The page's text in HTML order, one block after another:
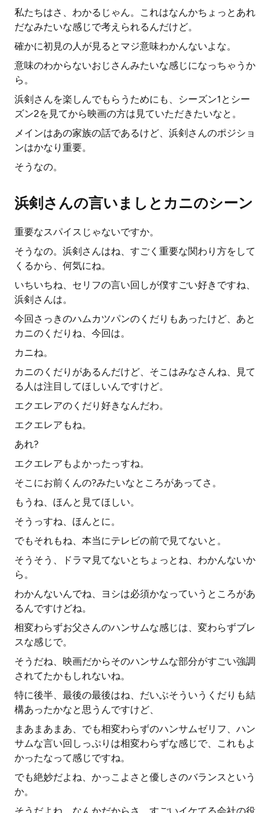
私たちはさ、わかるじゃん。これはなんかちょっとあれ
だなみたいな感じで考えられるんだけど。
確かに初見の人が見るとマジ意味わかんないよな。
意味のわからないおじさんみたいな感じになっちゃうか
ら。
浜剣さんを楽しんでもらうためにも、シーズン1とシー
ズン2を見てから映画の方は見ていただきたいなと。
メインはあの家族の話であるけど、浜剣さんのポジショ
ンはかなり重要。
そうなの。
浜剣さんの言いましとカニのシーン
重要なスパイスじゃないですか。
そうなの。浜剣さんはね、すごく重要な関わり方をして
くるから、何気にね。
いちいちね、セリフの言い回しが僕すごい好きですね、
浜剣さんは。
今回さっきのハムカツパンのくだりもあったけど、あと
カニのくだりね、今回は。
カニね。
カニのくだりがあるんだけど、そこはみなさんね、見て
る人は注目してほしいんですけど。
エクエレアのくだり好きなんだわ。
エクエレアもね。
あれ?
エクエレアもよかったっすね。
そこにお前くんの?みたいなところがあってさ。
もうね、ほんと見てほしい。
そうっすね、ほんとに。
でもそれもね、本当にテレビの前で見てないと。
そうそう、ドラマ見てないとちょっとね、わかんないか
ら。
わかんないんでね、ヨシは必須かなっていうところがあ
るんですけどね。
相変わらずお父さんのハンサムな感じは、変わらずブレ
スな感じで。
そうだね、映画だからそのハンサムな部分がすごい強調
されてたかもしれないね。
特に後半、最後の最後はね、だいぶそういうくだりも結
構あったかなと思うんですけど、
まあまあまあ、でも相変わらずのハンサムゼリフ、ハン
サムな言い回しっぷりは相変わらずな感じで、これもよ
かったなって感じですね。
でも絶妙だよね、かっこよさと優しさのバランスという
か。